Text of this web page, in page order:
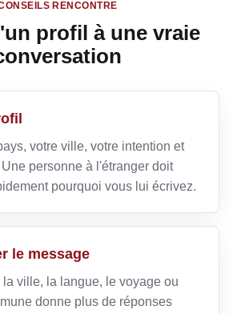
RENCONTRE
profil à une vraie
votre ville, votre intention et
personne à l'étranger doit
pourquoi vous lui écrivez.
le message
la ville, la langue, le voyage ou
donne plus de réponses